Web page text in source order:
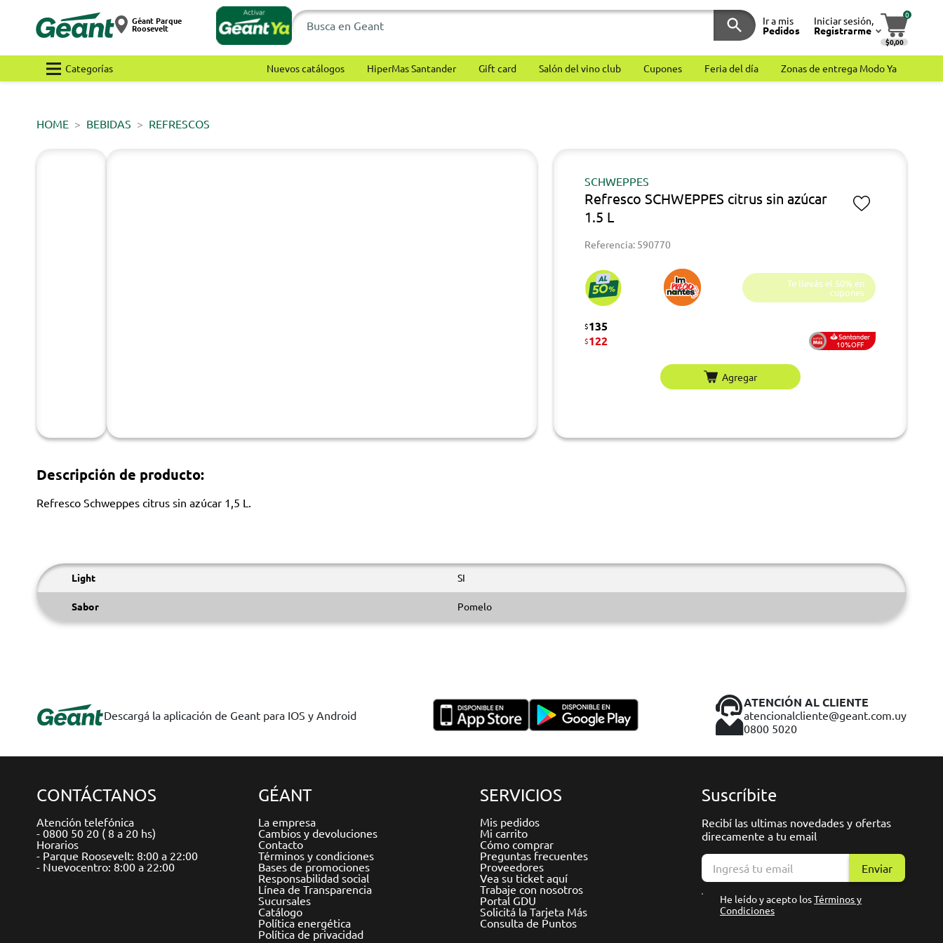
Géant Parque
Roosevelt
Ir a mis
Pedidos
Iniciar sesión,
Registrarme
0
$0,00
Categorías Nuevos catálogos HiperMas Santander Gift card Salón del vino club Cupones Feria del día Zonas de entrega Modo Ya
HOME BEBIDAS REFRESCOS
SCHWEPPES
Refresco SCHWEPPES citrus sin azúcar
1.5 L
Referencia: 590770
Te llevás el 50% en
cupones
$135
$122 10%OFF
Agregar
Descripción de producto:
Refresco Schweppes citrus sin azúcar 1,5 L.
Light SI
Sabor Pomelo
Descargá la aplicación de Geant para IOS y Android
ATENCIÓN AL CLIENTE
atencionalcliente@geant.com.uy
0800 5020
CONTÁCTANOS
Atención telefónica
- 0800 50 20 ( 8 a 20 hs)
Horarios
- Parque Roosevelt: 8:00 a 22:00
- Nuevocentro: 8:00 a 22:00
GÉANT
La empresa
Cambios y devoluciones
Contacto
Términos y condiciones
Bases de promociones
Responsabilidad social
Línea de Transparencia
Sucursales
Catálogo
Política energética
Política de privacidad
SERVICIOS
Mis pedidos
Mi carrito
Cómo comprar
Preguntas frecuentes
Proveedores
Vea su ticket aquí
Trabaje con nosotros
Portal GDU
Solicitá la Tarjeta Más
Consulta de Puntos
Suscríbite
Recibí las ultimas novedades y ofertas
direcamente a tu email
Enviar
He leído y acepto losTérminos y
Condiciones